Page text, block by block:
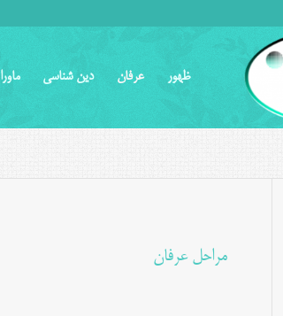
ظهور عرفان دین شناسی ماورا
مراحل عرفان